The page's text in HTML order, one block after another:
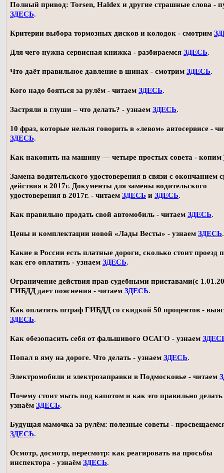
Полный привод: Torsen, Haldex и другие страшные слова -
ЗДЕСЬ.
Критерии выбора тормозных дисков и колодок - смотрим
Для чего нужна сервисная книжка - разбираемся ЗДЕСЬ.
Что даёт правильное давление в шинах - смотрим ЗДЕСЬ.
Кого надо бояться за рулём - читаем ЗДЕСЬ.
Застряли в глуши – что делать? - узнаем ЗДЕСЬ.
10 фраз, которые нельзя говорить в «левом» автосервисе -
ЗДЕСЬ.
Как накопить на машину — четыре простых совета - копим
Замена водительского удостоверения в связи с окончанием
действия в 2017г. Документы для замены водительского
удостоверения в 2017г. - читаем ЗДЕСЬ и ЗДЕСЬ.
Как правильно продать свой автомобиль - читаем ЗДЕСЬ.
Цены и комплектации новой «Лады Весты» - узнаем ЗДЕСЬ.
Какие в России есть платные дороги, сколько стоит проезд
как его оплатить - узнаем ЗДЕСЬ.
Ограничение действия прав судебными приставами(с
ГИБДД дает пояснения - читаем ЗДЕСЬ.
Как оплатить штраф ГИБДД со скидкой 50 процентов -
ЗДЕСЬ.
Как обезопасить себя от фальшивого ОСАГО - узнаем
Попал в яму на дороге. Что делать - узнаем ЗДЕСЬ.
Электромобили и электрозаправки в Подмосковье - читаем
Почему стоит мыть под капотом и как это правильно делать
узнаём ЗДЕСЬ.
Будущая мамочка за рулём: полезные советы -
ЗДЕСЬ.
Осмотр, досмотр, пересмотр: как реагировать на просьбы
инспектора - узнаём ЗДЕСЬ.